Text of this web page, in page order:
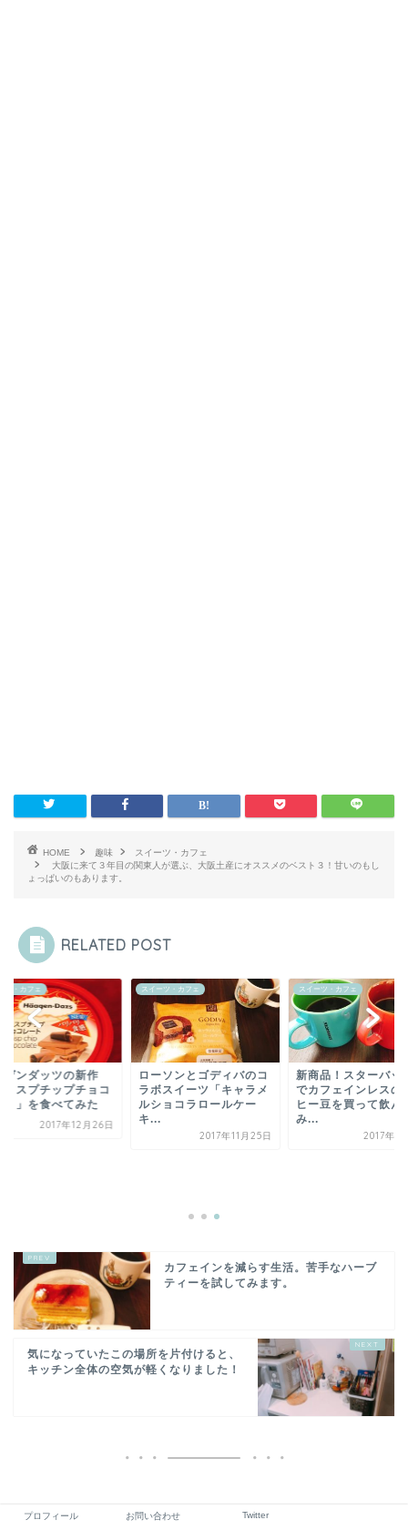
HOME 趣味
スイーツ・カフェ
大阪に来て３年目の関東人が選ぶ、大阪土産にオススメのベスト３！甘いのもし
ょっぱいのもあります。
RELATED POST
ツ・カフェ
ソンとゴディバのコ
スイーツ「キャラメ
ョコラロールケー
スイーツ・カフェ
新商品！スターバックス
でカフェインレスのコー
ヒー豆を買って飲んで
み...
2017年1月18日
スイーツ・カフェ
ハーゲンダッツの新
カフェインを減らす生活。苦手なハーブ
ティーを試してみます。
気になっていたこの場所を片付けると、
キッチン全体の空気が軽くなりました！
プロフィール お問い合わせ Twitter